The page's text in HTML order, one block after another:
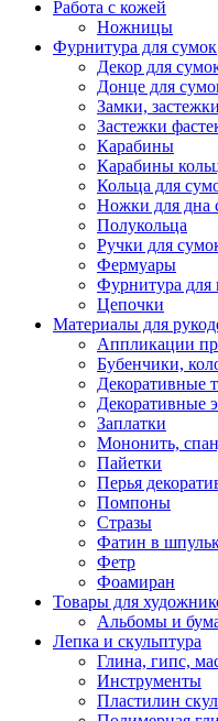
Работа с кожей
Ножницы
Фурнитура для сумок
Декор для
Донце для
Замки, застежки
Застежки
Карабины
Карабины
Кольца для
Ножки для дна
Полукольца
Ручки для
Фермуары
Фурнитура для
Цепочки
Материалы для
Аппликации
Бубенчики,
Декоративные
Декоративные
Заплатки
Мононить,
Пайетки
Перья
Помпоны
Стразы
Фатин в
Фетр
Фоамиран
Товары для
Альбомы и
Лепка и скульптура
Глина, гипс,
Инструменты
Пластилин